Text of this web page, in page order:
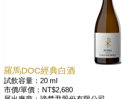
羅馬DOC經典白酒
試飲容量：20 ml
市價/單價：NT$2,680